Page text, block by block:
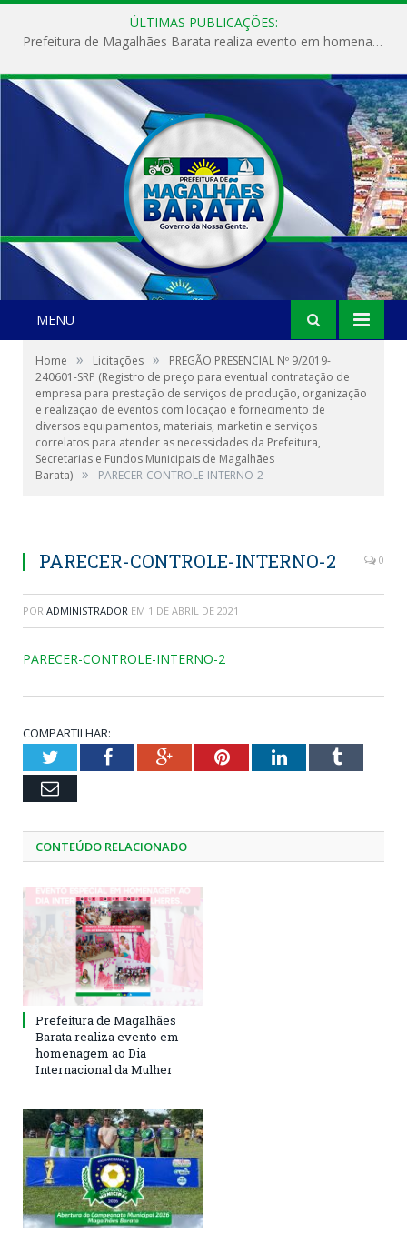
ÚLTIMAS PUBLICAÇÕES:
Prefeitura de Magalhães Barata realiza evento em homenagem ao Dia Internacional da Mulher
MENU
Home » Licitações »
PREGÃO PRESENCIAL Nº 9/2019-
240601-SRP (Registro de preço para eventual contratação de
empresa para prestação de serviços de produção, organização
e realização de eventos com locação e fornecimento de
diversos equipamentos, materiais, marketin e serviços
correlatos para atender as necessidades da Prefeitura,
Secretarias e Fundos Municipais de Magalhães
Barata) » PARECER-CONTROLE-INTERNO-2
PARECER-CONTROLE-INTERNO-2 0
POR ADMINISTRADOR EM 1 DE ABRIL DE 2021
PARECER-CONTROLE-INTERNO-2
COMPARTILHAR:
TwitterFacebookGoogle+PinterestLinkedInTumblr
Email
CONTEÚDO RELACIONADO
Prefeitura de Magalhães
Barata realiza evento em
homenagem ao Dia
Internacional da Mulher